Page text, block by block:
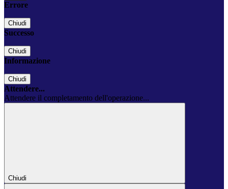
Errore
Chiudi
Successo
Chiudi
Informazione
Chiudi
Attendere...
Attendere il completamento dell'operazione...
Chiudi